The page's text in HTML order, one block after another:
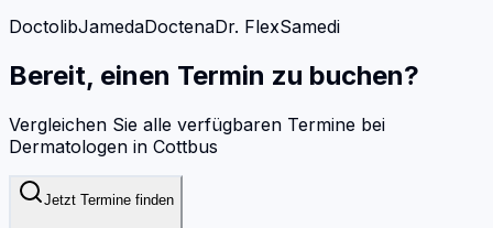
DoctolibJamedaDoctenaDr. FlexSamedi
Bereit, einen Termin zu buchen?
Vergleichen Sie alle verfügbaren Termine bei
Dermatologen in Cottbus
Jetzt Termine finden